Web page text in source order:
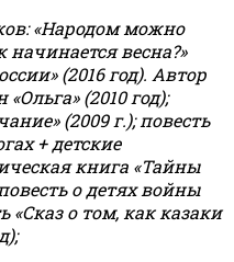
«Народом можно
начинается весна?»
(2016 год). Автор
(2010 год);
(2009 г.); повесть
+ детские
книга «Тайны
о детях войны
«Сказ о том, как казаки